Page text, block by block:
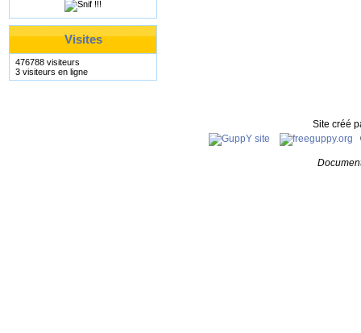
Visites
476788 visiteurs
3 visiteurs en ligne
Site créé